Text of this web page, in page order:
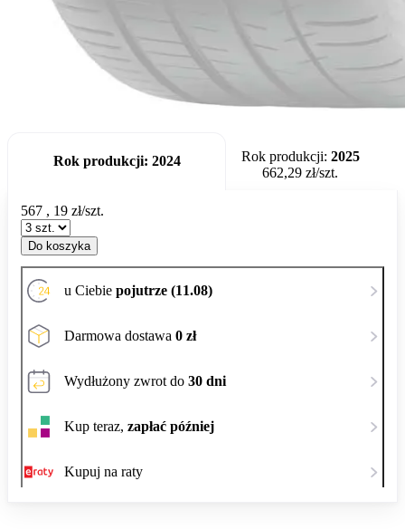
Rok produkcji: 2024 Rok produkcji: 2025
662,29 zł/szt.
567 , 19 zł/szt.
Do koszyka
u Ciebie pojutrze (11.08)
Darmowa dostawa 0 zł
Wydłużony zwrot do 30 dni
Kup teraz, zapłać później
Kupuj na raty